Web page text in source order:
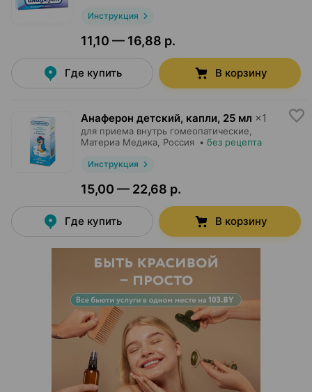
Инструкция
11,10 — 16,88 р.
Где купить В корзину
Анаферон детский, капли, 25 мл ×1
для приема внутрь гомеопатические,
Материа Медика , Россия • без рецепта
Инструкция
15,00 — 22,68 р.
Где купить В корзину